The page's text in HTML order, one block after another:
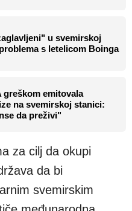
u svemirskoj
s letelicom Boinga
greškom emitovala
na svemirskoj stanici:
da preživi"
za cilj da okupi
da bi
svemirskim